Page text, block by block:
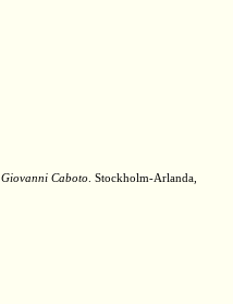
Giovanni Caboto Stockholm-Arlanda,